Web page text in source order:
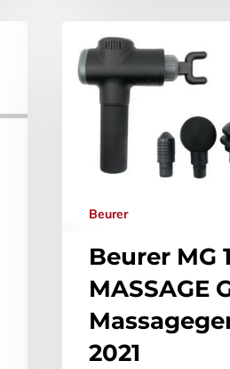
Beurer
Beurer MG
MASSAGE
2021